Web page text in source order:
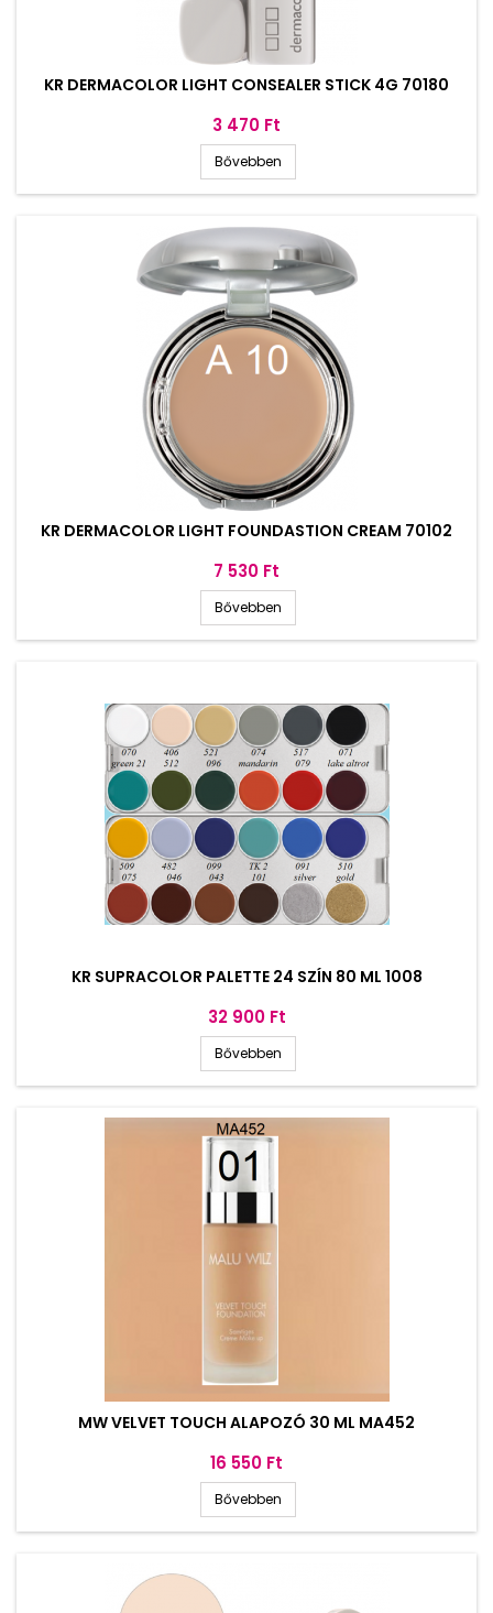
KR DERMACOLOR LIGHT CONSEALER STICK 4G 70180
Ár
3 470 Ft
Bővebben
KR DERMACOLOR LIGHT FOUNDASTION CREAM 70102
Ár
7 530 Ft
Bővebben
KR SUPRACOLOR PALETTE 24 SZÍN 80 ML 1008
Ár
32 900 Ft
Bővebben
MW VELVET TOUCH ALAPOZÓ 30 ML MA452
Ár
16 550 Ft
Bővebben